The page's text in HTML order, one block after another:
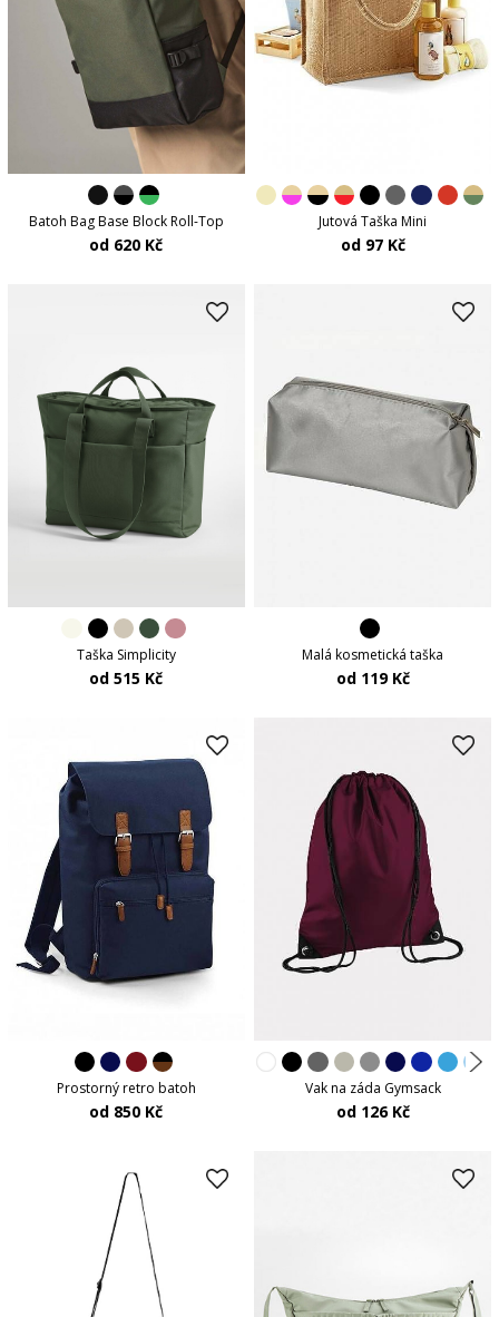
Batoh Bag Base Block Roll-Top
od 620 Kč
Jutová Taška Mini
od 97 Kč
Taška Simplicity
od 515 Kč
Malá kosmetická taška
od 119 Kč
Prostorný retro batoh
od 850 Kč
Vak na záda Gymsack
od 126 Kč